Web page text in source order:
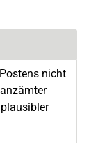
nicht